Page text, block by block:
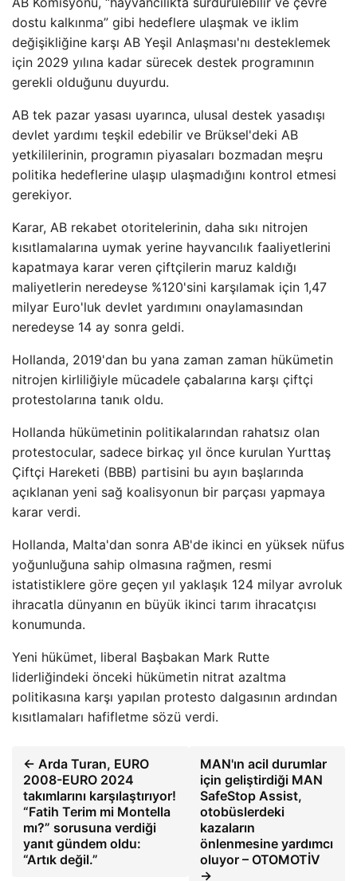
dostu kalkınma” gibi hedeflere ulaşmak ve iklim
değişikliğine karşı AB Yeşil Anlaşması'nı desteklemek
için 2029 yılına kadar sürecek destek programının
gerekli olduğunu duyurdu.
AB tek pazar yasası uyarınca, ulusal destek yasadışı
devlet yardımı teşkil edebilir ve Brüksel'deki AB
yetkililerinin, programın piyasaları bozmadan meşru
politika hedeflerine ulaşıp ulaşmadığını kontrol etmesi
gerekiyor.
Karar, AB rekabet otoritelerinin, daha sıkı nitrojen
kısıtlamalarına uymak yerine hayvancılık faaliyetlerini
kapatmaya karar veren çiftçilerin maruz kaldığı
maliyetlerin neredeyse %120'sini karşılamak için 1,47
milyar Euro'luk devlet yardımını onaylamasından
neredeyse 14 ay sonra geldi.
Hollanda, 2019'dan bu yana zaman zaman hükümetin
nitrojen kirliliğiyle mücadele çabalarına karşı çiftçi
protestolarına tanık oldu.
Hollanda hükümetinin politikalarından rahatsız olan
protestocular, sadece birkaç yıl önce kurulan Yurttaş
Çiftçi Hareketi (BBB) ​​partisini bu ayın başlarında
açıklanan yeni sağ koalisyonun bir parçası yapmaya
karar verdi.
Hollanda, Malta'dan sonra AB'de ikinci en yüksek nüfus
yoğunluğuna sahip olmasına rağmen, resmi
istatistiklere göre geçen yıl yaklaşık 124 milyar avroluk
ihracatla dünyanın en büyük ikinci tarım ihracatçısı
konumunda.
Yeni hükümet, liberal Başbakan Mark Rutte
liderliğindeki önceki hükümetin nitrat azaltma
politikasına karşı yapılan protesto dalgasının ardından
kısıtlamaları hafifletme sözü verdi.
← Arda Turan, EURO
2008-EURO 2024
takımlarını karşılaştırıyor!
“Fatih Terim mi Montella
mı?” sorusuna verdiği
yanıt gündem oldu:
“Artık değil.”
MAN'ın acil durumlar
için geliştirdiği MAN
SafeStop Assist,
otobüslerdeki
kazaların
önlenmesine yardımcı
oluyor – OTOMOTİV
→